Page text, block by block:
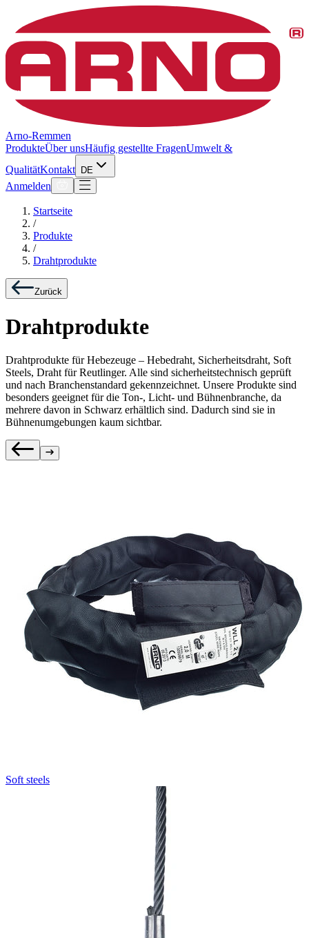
Arno-Remmen
ProdukteÜber unsHäufig gestellte FragenUmwelt &
QualitätKontakt DE
Anmelden
Startseite
/
Produkte
/
Drahtprodukte
Zurück
Drahtprodukte
Drahtprodukte für Hebezeuge – Hebedraht, Sicherheitsdraht, Soft
Steels, Draht für Reutlinger. Alle sind sicherheitstechnisch geprüft
und nach Branchenstandard gekennzeichnet. Unsere Produkte sind
besonders geeignet für die Ton-, Licht- und Bühnenbranche, da
mehrere davon in Schwarz erhältlich sind. Dadurch sind sie in
Bühnenumgebungen kaum sichtbar.
Soft steels